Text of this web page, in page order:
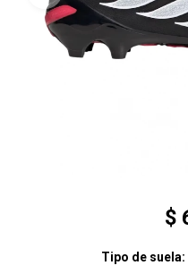
$
Tipo de suela